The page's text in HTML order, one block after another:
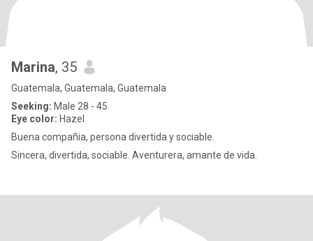
Marina, 35
Guatemala, Guatemala, Guatemala
Seeking: Male 28 - 45
Eye color: Hazel
Buena compañia, persona divertida y sociable.
Sincera, divertida, sociable. Aventurera, amante de vida.